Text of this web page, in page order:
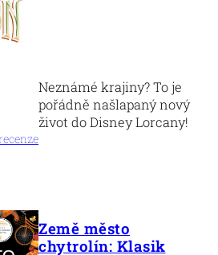
Neznámé krajiny? To je
pořádně našlapaný nový
život do Disney Lorcany!
Země město
chytrolín: Klasik